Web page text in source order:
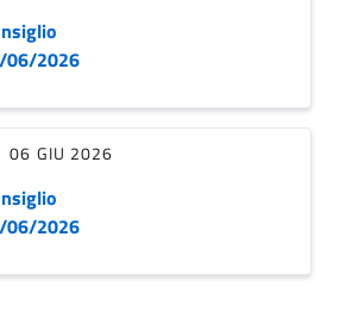
06/2026
06 GIU 2026
06/2026